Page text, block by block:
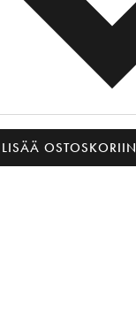
LISÄÄ OSTOSKORIIN